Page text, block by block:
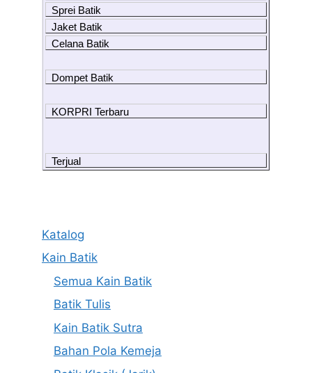
Sprei Batik
Jaket Batik
Celana Batik
Dompet Batik
KORPRI Terbaru
Terjual
Katalog
Kain Batik
Semua Kain Batik
Batik Tulis
Kain Batik Sutra
Bahan Pola Kemeja